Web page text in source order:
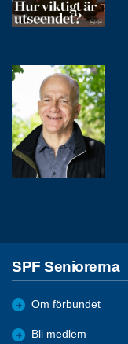
SPF Seniorerna
Om förbundet
Bli medlem